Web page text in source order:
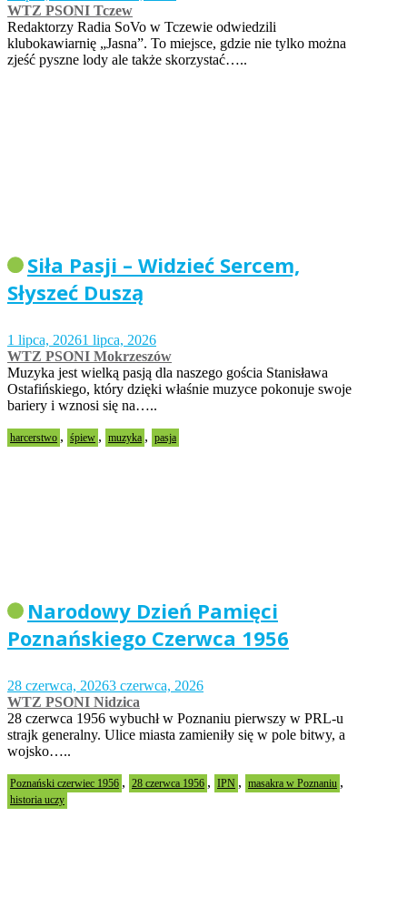
WTZ PSONI Tczew
Redaktorzy Radia SoVo w Tczewie odwiedzili
klubokawiarnię „Jasna”. To miejsce, gdzie nie tylko można
zjeść pyszne lody ale także skorzystać…..
Siła Pasji – Widzieć Sercem,
Słyszeć Duszą
1 lipca, 20261 lipca, 2026
WTZ PSONI Mokrzeszów
Muzyka jest wielką pasją dla naszego gościa Stanisława
Ostafińskiego, który dzięki właśnie muzyce pokonuje swoje
bariery i wznosi się na…..
harcerstwo , śpiew , muzyka , pasja
Narodowy Dzień Pamięci
Poznańskiego Czerwca 1956
28 czerwca, 20263 czerwca, 2026
WTZ PSONI Nidzica
28 czerwca 1956 wybuchł w Poznaniu pierwszy w PRL-u
strajk generalny. Ulice miasta zamieniły się w pole bitwy, a
wojsko…..
Poznański czerwiec 1956 , 28 czerwca 1956 , IPN , masakra w Poznaniu ,
historia uczy